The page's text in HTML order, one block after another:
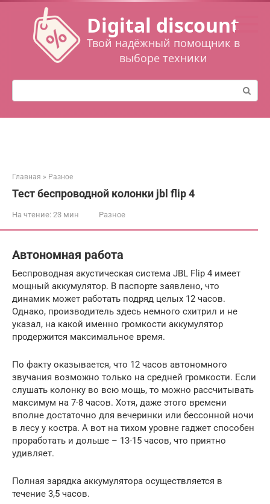
Перейти
контенту
Digital discount
Твой надёжный помощник в
выборе техники
Поиск:
Главная » Разное
Тест беспроводной колонки jbl flip 4
На чтение: 23 мин Разное
Автономная работа
Беспроводная акустическая система JBL Flip 4 имеет
мощный аккумулятор. В паспорте заявлено, что
динамик может работать подряд целых 12 часов.
Однако, производитель здесь немного схитрил и не
указал, на какой именно громкости аккумулятор
продержится максимальное время.
По факту оказывается, что 12 часов автономного
звучания возможно только на средней громкости. Если
слушать колонку во всю мощь, то можно рассчитывать
максимум на 7-8 часов. Хотя, даже этого времени
вполне достаточно для вечеринки или бессонной ночи
в лесу у костра. А вот на тихом уровне гаджет способен
проработать и дольше – 13-15 часов, что приятно
удивляет.
Полная зарядка аккумулятора осуществляется в
течение 3,5 часов.